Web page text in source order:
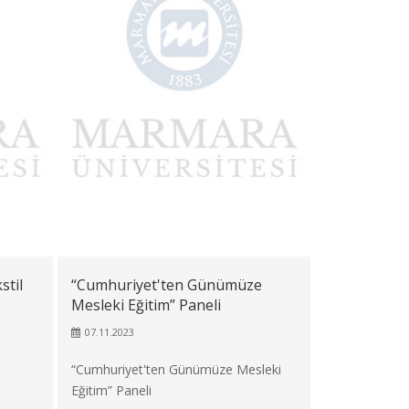
“Cumhuriyet'ten Günümüze
Mesleki Eğitim” Paneli
07.11.2023
“Cumhuriyet'ten Günümüze Mesleki
Eğitim” Paneli